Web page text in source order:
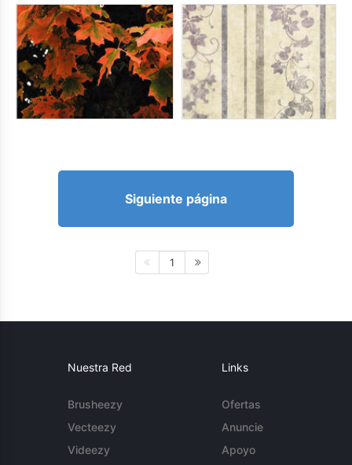
Siguiente página
1
Nuestra Red
Brusheezy
Vecteezy
Videezy
Links
Ofertas
Anuncie
Apoyo